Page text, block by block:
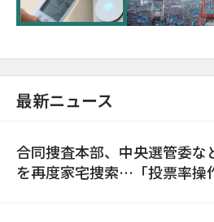
最新ニュース
合同捜査本部、中央選管委な
を再度家宅捜索…「投票率操